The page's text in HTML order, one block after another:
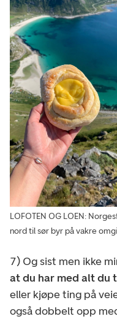
LOFOTEN OG LOEN:
nord til sør byr på vakre
7) Og sist men ikke
at du har med alt du
eller kjøpe ting på
også dobbelt opp